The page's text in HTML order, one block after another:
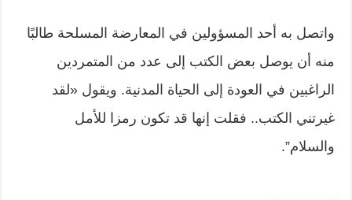
واتصل به أحد المسؤولين في المعارضة المسلحة طالبًا
منه أن يوصل بعض الكتب إلى عدد من المتمردين
الراغبين في العودة إلى الحياة المدنية. ويقول «لقد
غيرتني الكتب.. فقلت إنها قد تكون رمزا للأمل
والسلام”.